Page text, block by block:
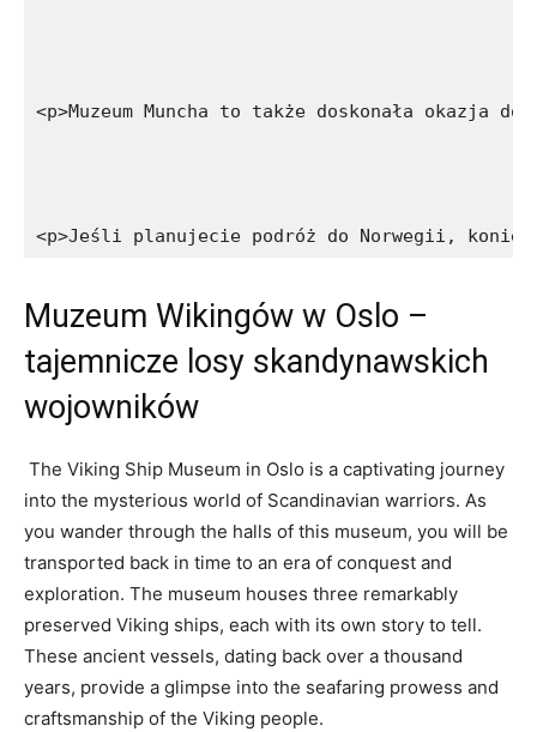
<p>Muzeum Muncha to także doskonała
<p>Jeśli planujecie podróż do Norwegii,
Muzeum Wikingów w ​Oslo ⁤–
‌tajemnicze losy skandynawskich
wojowników
⁤ The Viking Ship Museum in Oslo is a‌ captivating journey
into the ‌mysterious world‍ of Scandinavian warriors. ⁤As
you ⁢wander through the halls of​ this museum, you​ will‍ be
transported back in ⁢time to‍ an era of conquest and
exploration. The museum houses three⁢ remarkably
preserved Viking ships, each with its own story to tell.
⁣These ⁤ancient vessels, dating ⁢back⁣ over ⁢a thousand
years, provide a glimpse into the seafaring⁢ prowess and⁣
craftsmanship of the Viking⁢ people.